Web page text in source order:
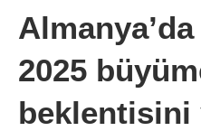
2025
beklentisini